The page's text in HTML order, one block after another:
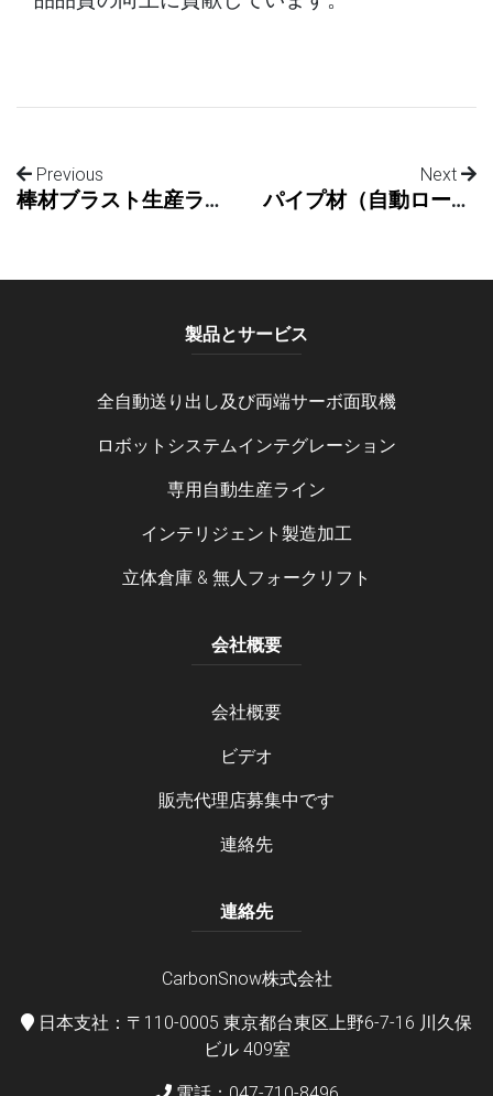
Previous
棒材ブラスト生産ライン - ロボットによる搬出入
Next
パイプ材（自動ローディング、内外面取り、高圧洗浄）
製品とサービス
全自動送り出し及び両端サーボ面取機
ロボットシステムインテグレーション
専用自動生産ライン
インテリジェント製造加工
立体倉庫 & 無人フォークリフト
会社概要
会社概要
ビデオ
販売代理店募集中です
連絡先
連絡先
CarbonSnow株式会社
日本支社：〒110-0005 東京都台東区上野6-7-16 川久保
ビル 409室